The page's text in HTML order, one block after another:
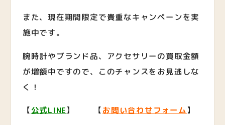
また、現在期間限定で貴重なキャンペーンを実
施中です。
腕時計やブランド品、アクセサリーの買取金額
が増額中ですので、このチャンスをお見逃しな
く！
【公式LINE】 【お問い合わせフォーム】